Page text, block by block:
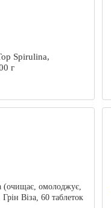
Spirulina,
г